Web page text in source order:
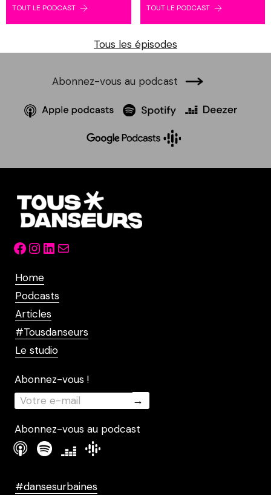
TOUT LE PODCAST TOUT LE PODCAST
Tous les épisodes
Abonnez-vous au podcast
Facebook
Instagram
LinkedIn
Mail
Home
Podcasts
Articles
#Tousdanseurs
Le studio
Abonnez-vous !
Abonnez-vous au podcast
#dansesurbaines